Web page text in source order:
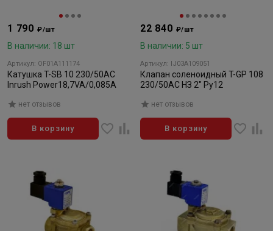
1 790 ₽/шт
В наличии: 18 шт
Артикул: OF01A111174
Катушка T-SB 10 230/50АС
Inrush Power18,7VA/0,085А
нет отзывов
В корзину
22 840 ₽/шт
В наличии: 5 шт
Артикул: IJ03A109051
Клапан соленоидный T-GP 108
230/50AC НЗ 2" Ру12
нет отзывов
В корзину